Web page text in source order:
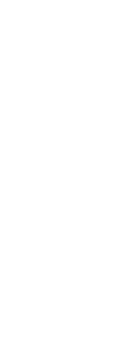
para os sistemas de saúde”
elegíveis para inibidores PD-(L)1